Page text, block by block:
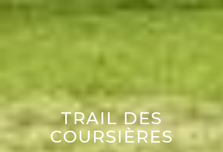
TRAIL DES
COURSIÈRES